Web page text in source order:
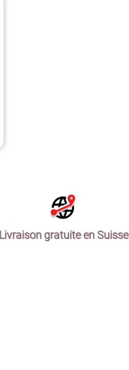
Livraison gratuite en Suisse